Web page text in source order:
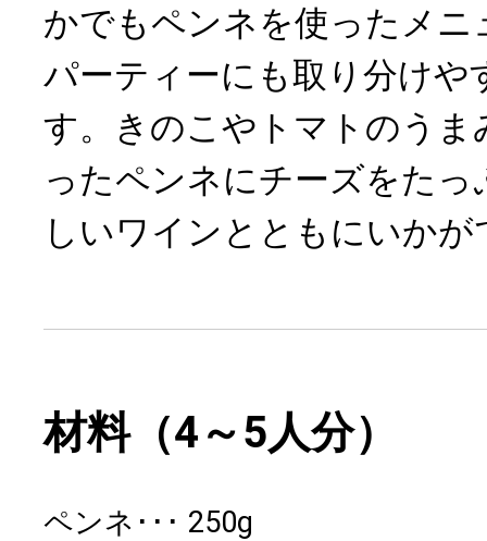
かでもペンネを使ったメニ
パーティーにも取り分けや
す。きのこやトマトのうま
ったペンネにチーズをた
しいワインとともにいか
材料（4～5人分）
ペンネ
250g